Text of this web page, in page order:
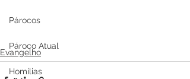
Párocos
Pároco Atual
Homilias
Evangelho